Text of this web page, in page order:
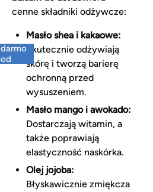
darmo
od
cenne składniki odżywcze:
Masło shea i kakaowe:
Skutecznie odżywiają
skórę i tworzą barierę
ochronną przed
wysuszeniem.
Masło mango i awokado:
Dostarczają witamin, a
także poprawiają
elastyczność naskórka.
Olej jojoba:
Błyskawicznie zmiękcza